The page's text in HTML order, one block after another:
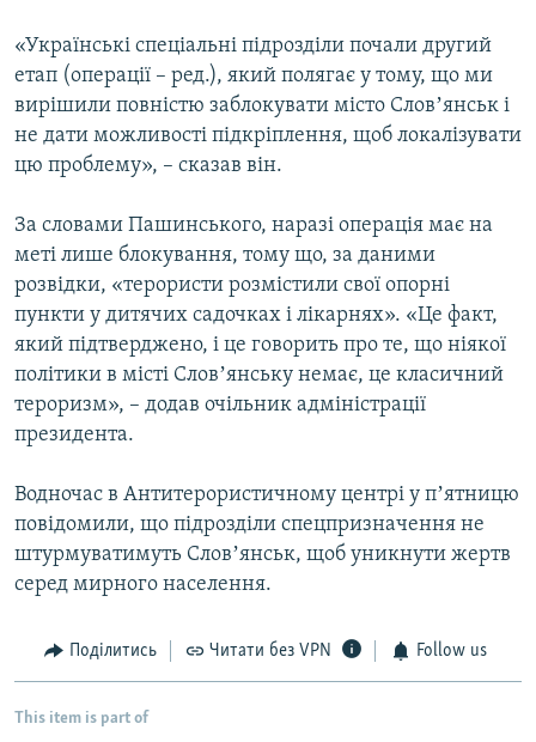
«Українські спеціальні підрозділи почали другий
етап (операції – ред.), який полягає у тому, що ми
вирішили повністю заблокувати місто Словʼянськ і
не дати можливості підкріплення, щоб локалізувати
цю проблему», – сказав він.
За словами Пашинського, наразі операція має на
меті лише блокування, тому що, за даними
розвідки, «терористи розмістили свої опорні
пункти у дитячих садочках і лікарнях». «Це факт,
який підтверджено, і це говорить про те, що ніякої
політики в місті Словʼянську немає, це класичний
тероризм», – додав очільник адміністрації
президента.
Водночас в Антитерористичному центрі у пʼятницю
повідомили, що підрозділи спецпризначення не
штурмуватимуть Словʼянськ, щоб уникнути жертв
серед мирного населення.
Поділитись Читати без VPN Follow us
This item is part of